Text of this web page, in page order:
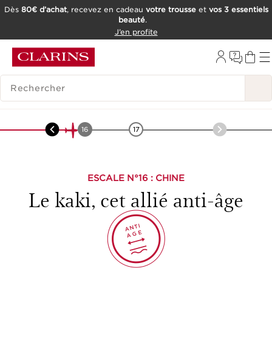
OUTIL D'ACCESSIBILITÉ
Dès 80€ d’achat, recevez en cadeau votre trousseet vos 3 essentiels
beauté.
J’en profite
HISTORIQUE DES RECHERCHES
Asie-Kaki
15 16 17
ESCALE N°16 : CHINE
Le kaki, cet allié anti-âge